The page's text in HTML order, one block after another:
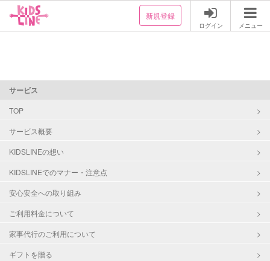
新規登録
ログイン メニュー
サービス
TOP
サービス概要
KIDSLINEの想い
KIDSLINEでのマナー・注意点
安心安全への取り組み
ご利用料金について
家事代行のご利用について
ギフトを贈る